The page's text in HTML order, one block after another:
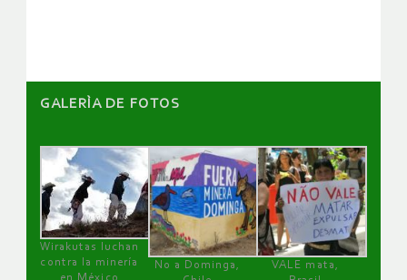
GALERÌA DE FOTOS
Wirakutas luchan
contra la minería
en México
No a Dominga,
VALE mata,